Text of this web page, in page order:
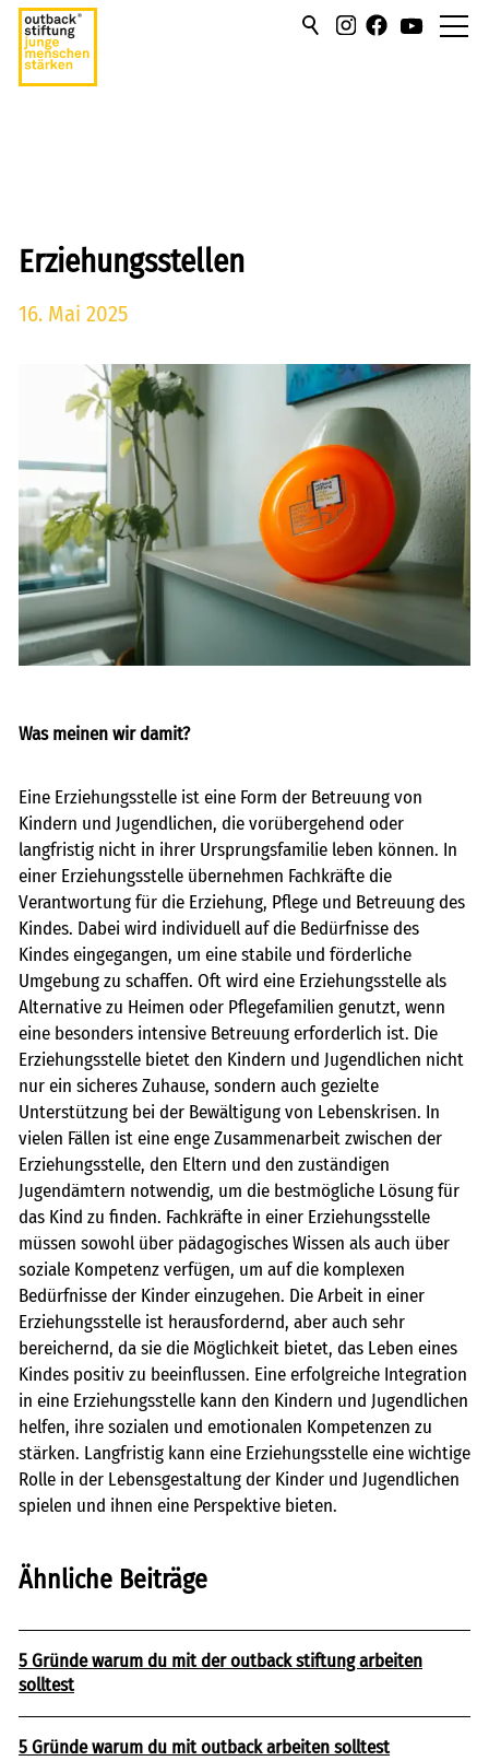
campus
karriere
freie kapazitäten
FAIRMILIE
initiativbewerbung
Erziehungsstellen
16. Mai 2025
Was meinen wir damit?
Eine Erziehungsstelle ist eine Form der Betreuung von
Kindern und Jugendlichen, die vorübergehend oder
langfristig nicht in ihrer Ursprungsfamilie leben können. In
einer Erziehungsstelle übernehmen Fachkräfte die
Verantwortung für die Erziehung, Pflege und Betreuung des
Kindes. Dabei wird individuell auf die Bedürfnisse des
Kindes eingegangen, um eine stabile und förderliche
Umgebung zu schaffen. Oft wird eine Erziehungsstelle als
Alternative zu Heimen oder Pflegefamilien genutzt, wenn
eine besonders intensive Betreuung erforderlich ist. Die
Erziehungsstelle bietet den Kindern und Jugendlichen nicht
nur ein sicheres Zuhause, sondern auch gezielte
Unterstützung bei der Bewältigung von Lebenskrisen. In
vielen Fällen ist eine enge Zusammenarbeit zwischen der
Erziehungsstelle, den Eltern und den zuständigen
Jugendämtern notwendig, um die bestmögliche Lösung für
das Kind zu finden. Fachkräfte in einer Erziehungsstelle
müssen sowohl über pädagogisches Wissen als auch über
soziale Kompetenz verfügen, um auf die komplexen
Bedürfnisse der Kinder einzugehen. Die Arbeit in einer
Erziehungsstelle ist herausfordernd, aber auch sehr
bereichernd, da sie die Möglichkeit bietet, das Leben eines
Kindes positiv zu beeinflussen. Eine erfolgreiche Integration
in eine Erziehungsstelle kann den Kindern und Jugendlichen
helfen, ihre sozialen und emotionalen Kompetenzen zu
stärken. Langfristig kann eine Erziehungsstelle eine wichtige
Rolle in der Lebensgestaltung der Kinder und Jugendlichen
spielen und ihnen eine Perspektive bieten.
Ähnliche Beiträge
5 Gründe warum du mit der outback stiftung arbeiten
solltest
5 Gründe warum du mit outback arbeiten solltest